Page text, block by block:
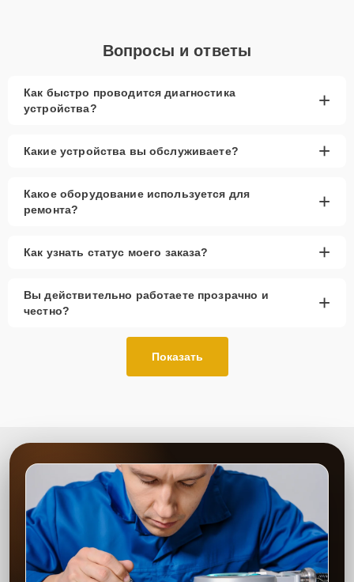
Вопросы и ответы
Как быстро проводится диагностика
устройства?
+
Какие устройства вы обслуживаете? +
Какое оборудование используется для
ремонта?
+
Как узнать статус моего заказа? +
Вы действительно работаете прозрачно и
честно?
+
Показать